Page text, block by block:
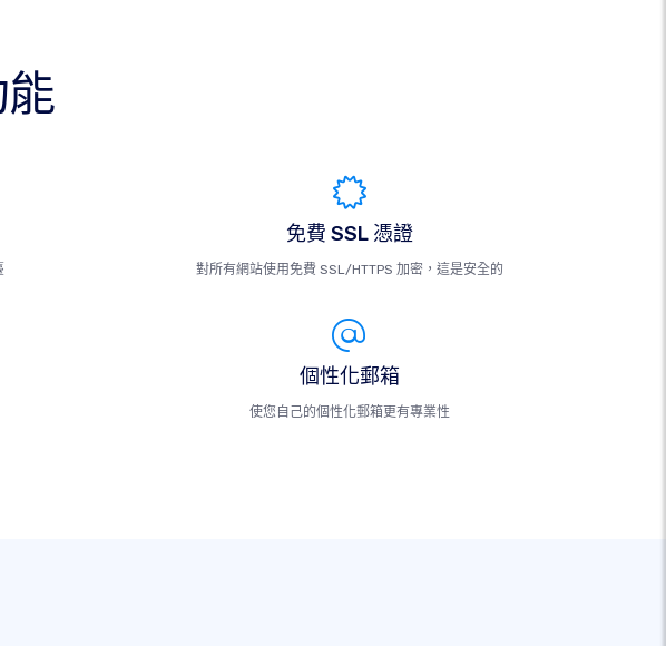
免費 SSL 憑證
對所有網站使用免費 SSL/HTTPS 加密，這是安全的
個性化郵箱
使您自己的個性化郵箱更有專業性